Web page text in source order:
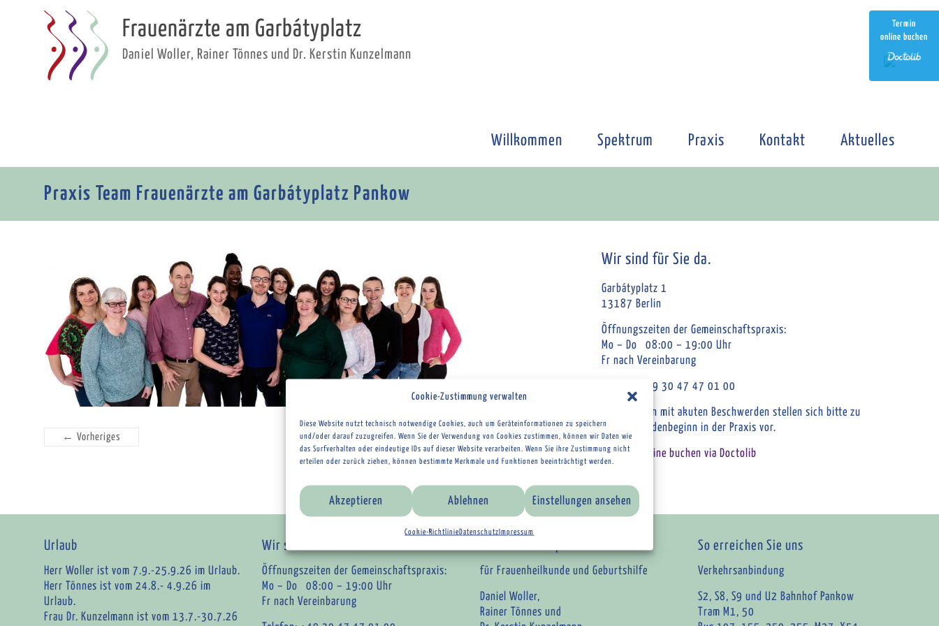
Cookie-Zustimmung verwalten
Diese Website nutzt technisch notwendige Cookies, auch um Geräteinformationen zu speichern
und/oder darauf zuzugreifen. Wenn Sie der Verwendung von Cookies zustimmen, können wir Daten wie
das Surfverhalten oder eindeutige IDs auf dieser Website verarbeiten. Wenn Sie ihre Zustimmung nicht
erteilen oder zurück ziehen, können bestimmte Merkmale und Funktionen beeinträchtigt werden.
Akzeptieren Ablehnen Einstellungen ansehen
Cookie-RichtlinieDatenschutz Impressum
Frauenärzte am Garbátyplatz
Daniel Woller, Rainer Tönnes und Dr. Kerstin Kunzelmann
Termin
online buchen
Willkommen Spektrum Praxis Kontakt Aktuelles
Praxis Team Frauenärzte am Garbátyplatz Pankow
← Vorheriges Nächstes →
Wir sind für Sie da.
Garbátyplatz 1
13187 Berlin
Öffnungszeiten der Gemeinschaftspraxis:
Mo – Do 08:00 – 19:00 Uhr
Fr nach Vereinbarung
Telefon: +49 30 47 47 01 00
Patientinnen mit akuten Beschwerden stellen sich bitte zu
Sprechstundenbeginn in der Praxis vor.
Termine online buchen via Doctolib
Urlaub
Herr Woller ist vom 7.9.-25.9.26 im Urlaub.
Herr Tönnes ist vom 24.8.- 4.9.26 im
Urlaub.
Frau Dr. Kunzelmann ist vom 13.7.-30.7.26
Wir sind für Sie da.
Öffnungszeiten der Gemeinschaftspraxis:
Mo – Do 08:00 – 19:00 Uhr
Fr nach Vereinbarung
für Frauenheilkunde und Geburtshilfe
Daniel Woller,
Rainer Tönnes und
So erreichen Sie uns
Verkehrsanbindung
S2, S8, S9 und U2 Bahnhof Pankow
Tram M1, 50